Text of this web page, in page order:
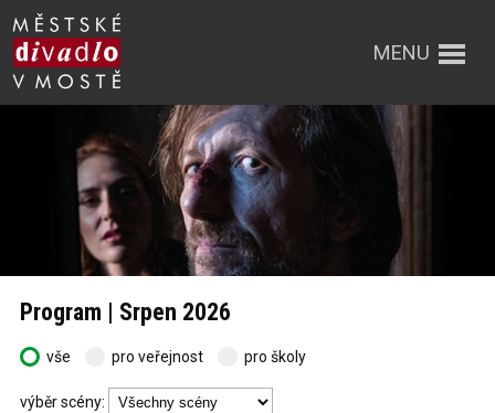
MENU
Program | Srpen 2026
vše pro veřejnost pro školy
výběr scény: